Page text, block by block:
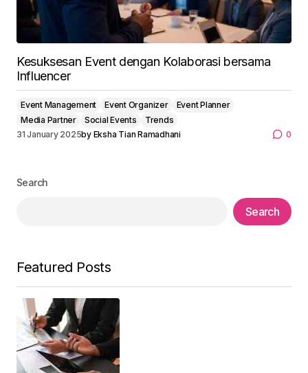
Kesuksesan Event dengan Kolaborasi bersama
Influencer
Event Management Event Organizer
Event Planner
Media Partner
Social Events
Trends
31 January 2025by Eksha Tian Ramadhani 0
Search
Search
Featured Posts